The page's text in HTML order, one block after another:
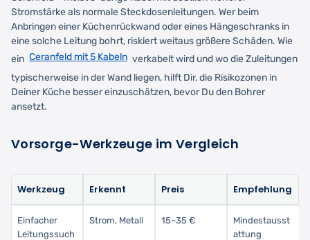
Stromstärke als normale Steckdosenleitungen. Wer beim
Anbringen einer Küchenrückwand oder eines Hängeschranks in
eine solche Leitung bohrt, riskiert weitaus größere Schäden. Wie
ein Ceranfeld mit 5 Kabeln verkabelt wird und wo die Zuleitungen
typischerweise in der Wand liegen, hilft Dir, die Risikozonen in
Deiner Küche besser einzuschätzen, bevor Du den Bohrer
ansetzt.
Vorsorge-Werkzeuge im Vergleich
Werkzeug Erkennt Preis Empfehlung
Einfacher
Leitungssuch
Strom, Metall 15–35 €
Mindestausst
attung